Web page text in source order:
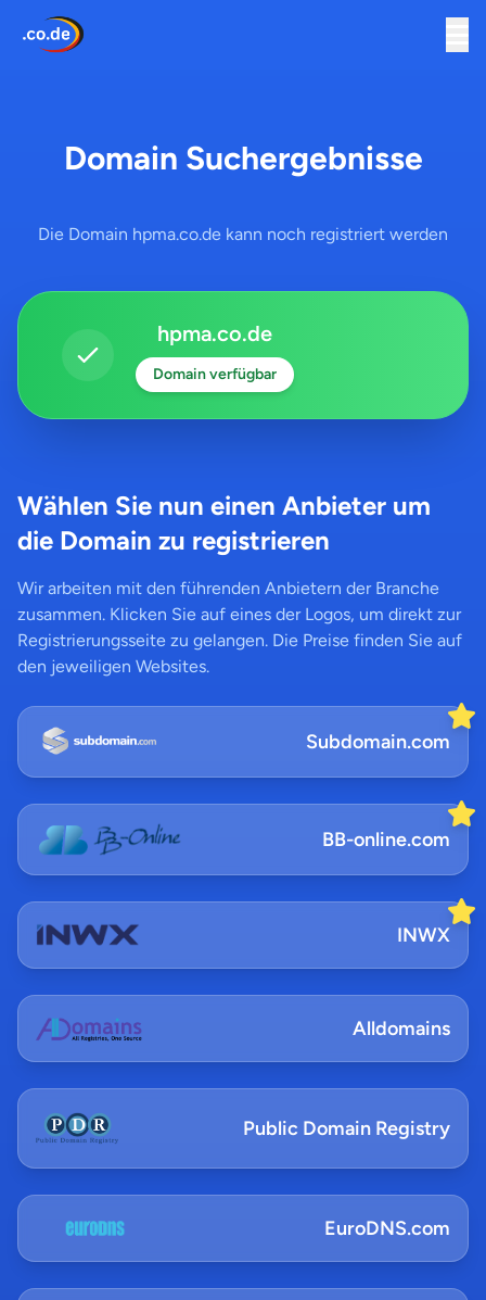
Domain Suchergebnisse
Die Domain hpma.co.de kann noch registriert werden
hpma.co.de
Domain verfügbar
Wählen Sie nun einen Anbieter um
die Domain zu registrieren
Wir arbeiten mit den führenden Anbietern der Branche
zusammen. Klicken Sie auf eines der Logos, um direkt zur
Registrierungsseite zu gelangen. Die Preise finden Sie auf
den jeweiligen Websites.
Subdomain.com
BB-online.com
INWX
Alldomains
Public Domain Registry
EuroDNS.com